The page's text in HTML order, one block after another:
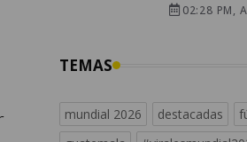
02:28 PM,
TEMAS
mundial 2026 destacadas